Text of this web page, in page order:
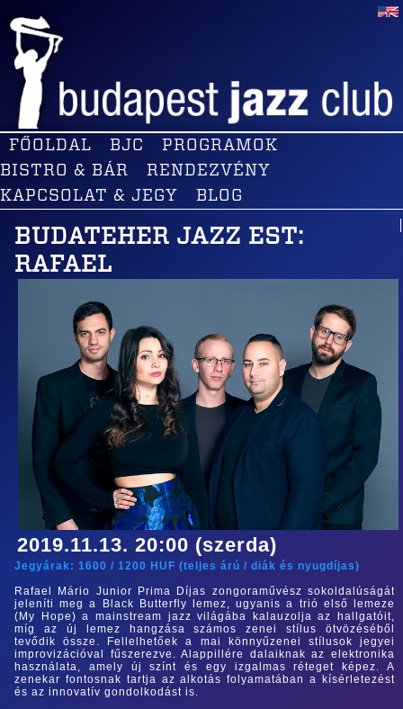
FŐOLDAL BJC
PROGRAMOK
BISTRO & BÁR
RENDEZVÉNY
KAPCSOLAT & JEGY
BLOG
BUDATEHER JAZZ EST:
RAFAEL
2019.11.13. 20:00 (szerda)
Jegyárak: 1600 / 1200 HUF (teljes árú / diák és nyugdíjas)
Rafael Mário Junior Prima Díjas zongoraművész sokoldalúságát
jeleníti meg a Black Butterfly lemez, ugyanis a trió első lemeze
(My Hope) a mainstream jazz világába kalauzolja az hallgatóit,
míg az új lemez hangzása számos zenei stílus ötvözéséből
tevődik össze. Fellelhetőek a mai könnyűzenei stílusok jegyei
improvizációval fűszerezve. Alappillére dalaiknak az elektronika
használata, amely új színt és egy izgalmas réteget képez. A
zenekar fontosnak tartja az alkotás folyamatában a kísérletezést
és az innovatív gondolkodást is.